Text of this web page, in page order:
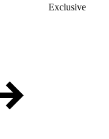
Exclusive